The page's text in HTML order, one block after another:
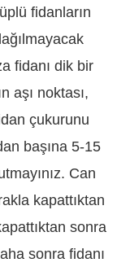
fidanların
fidanı dik bir
aşı noktası,
çukurunu
başına 5-15
Can
kapattıktan
sonra
sonra fidanı